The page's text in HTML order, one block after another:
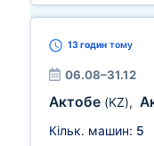
13 годин тому
06.08–31.12
Актобе (KZ),
Кільк. машин: 5